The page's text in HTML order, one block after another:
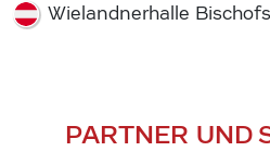
Wielandnerhalle
PARTNER UND